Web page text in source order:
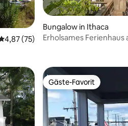
Bewertungen Bewertung: 4,87
4,87 (75)
Bungalow in Ithaca
Erholsames Ferienhaus
Gäste-Favorit
Gäste-Favorit